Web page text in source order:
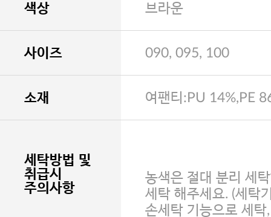
색상 브라운
사이즈 090, 095, 100
소재 여팬티:PU 14%,PE
세탁방법 및
취급시
주의사항
농색은 절대 분리 세
세탁 해주세요. (세탁
손세탁 기능으로 세탁